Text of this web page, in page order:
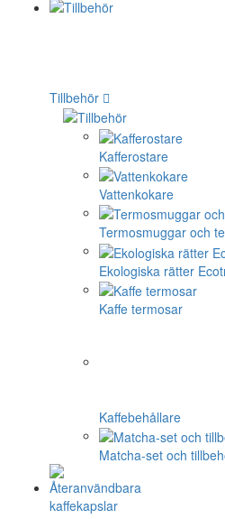
Tillbehör
Kafferostare
Vattenkokare
Termosmuggar och
Ekologiska rätter
Kaffe termosar
Kaffebehållare
Matcha-set och